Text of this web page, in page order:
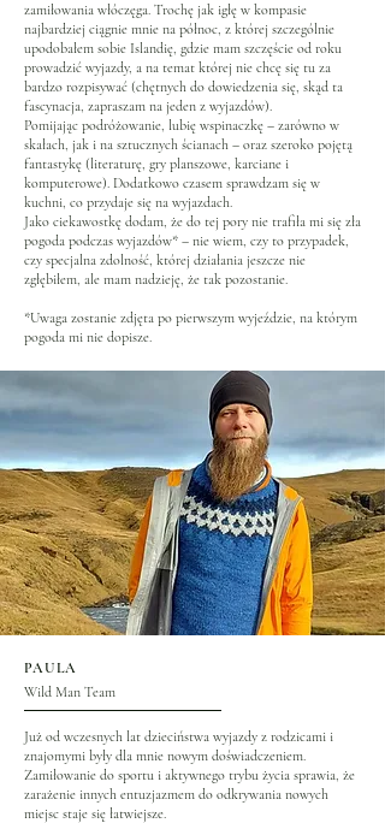
zamiłowania włóczęga. Trochę jak igłę w kompasie
najbardziej ciągnie mnie na północ, z której szczególnie
upodobałem sobie Islandię, gdzie mam szczęście od roku
prowadzić wyjazdy, a na temat której nie chcę się tu za
bardzo rozpisywać (chętnych do dowiedzenia się, skąd ta
fascynacja, zapraszam na jeden z wyjazdów).
Pomijając podróżowanie, lubię wspinaczkę – zarówno w
skałach, jak i na sztucznych ścianach – oraz szeroko pojętą
fantastykę (literaturę, gry planszowe, karciane i
komputerowe). Dodatkowo czasem sprawdzam się w
kuchni, co przydaje się na wyjazdach.
Jako ciekawostkę dodam, że do tej pory nie trafiła mi się zła
pogoda podczas wyjazdów* – nie wiem, czy to przypadek,
czy specjalna zdolność, której działania jeszcze nie
zgłębiłem, ale mam nadzieję, że tak pozostanie.
*Uwaga zostanie zdjęta po pierwszym wyjeździe, na którym
pogoda mi nie dopisze.
PAULA
Wild Man Team
Już od wczesnych lat dzieciństwa wyjazdy z rodzicami i
znajomymi były dla mnie nowym doświadczeniem.
Zamiłowanie do sportu i aktywnego trybu życia sprawia, że
zarażenie innych entuzjazmem do odkrywania nowych
miejsc staje się łatwiejsze.